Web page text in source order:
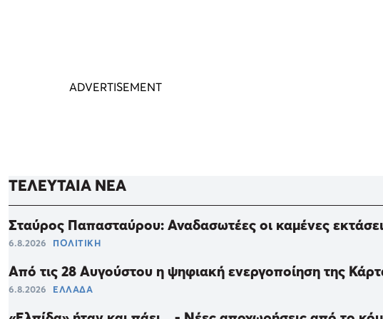
ΤΕΛΕΥΤΑΙΑ ΝΕΑ
Σταύρος Παπασταύρου: Αναδασωτέες οι καμένες
6.8.2026 ΠΟΛΙΤΙΚΗ
Από τις 28 Αυγούστου η ψηφιακή ενεργοποίηση της
6.8.2026 ΕΛΛΑΔΑ